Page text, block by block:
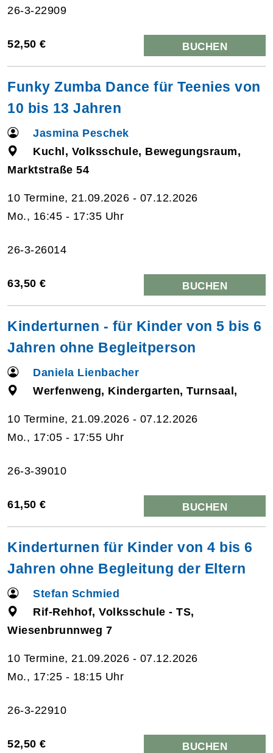
26-3-22909
52,50 € BUCHEN
Funky Zumba Dance für Teenies von
10 bis 13 Jahren
Jasmina Peschek
Kuchl, Volksschule, Bewegungsraum,
Marktstraße 54
10 Termine, 21.09.2026 - 07.12.2026
Mo., 16:45 - 17:35 Uhr
26-3-26014
63,50 € BUCHEN
Kinderturnen - für Kinder von 5 bis 6
Jahren ohne Begleitperson
Daniela Lienbacher
Werfenweng, Kindergarten, Turnsaal,
10 Termine, 21.09.2026 - 07.12.2026
Mo., 17:05 - 17:55 Uhr
26-3-39010
61,50 € BUCHEN
Kinderturnen für Kinder von 4 bis 6
Jahren ohne Begleitung der Eltern
Stefan Schmied
Rif-Rehhof, Volksschule - TS,
Wiesenbrunnweg 7
10 Termine, 21.09.2026 - 07.12.2026
Mo., 17:25 - 18:15 Uhr
26-3-22910
52,50 € BUCHEN